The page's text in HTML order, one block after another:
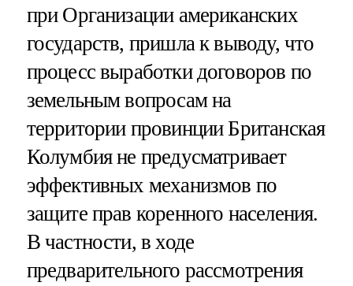
при Организации американских
государств, пришла к выводу, что
процесс выработки договоров по
земельным вопросам на
территории провинции Британская
Колумбия не предусматривает
эффективных механизмов по
защите прав коренного населения.
В частности, в ходе
предварительного рассмотрения